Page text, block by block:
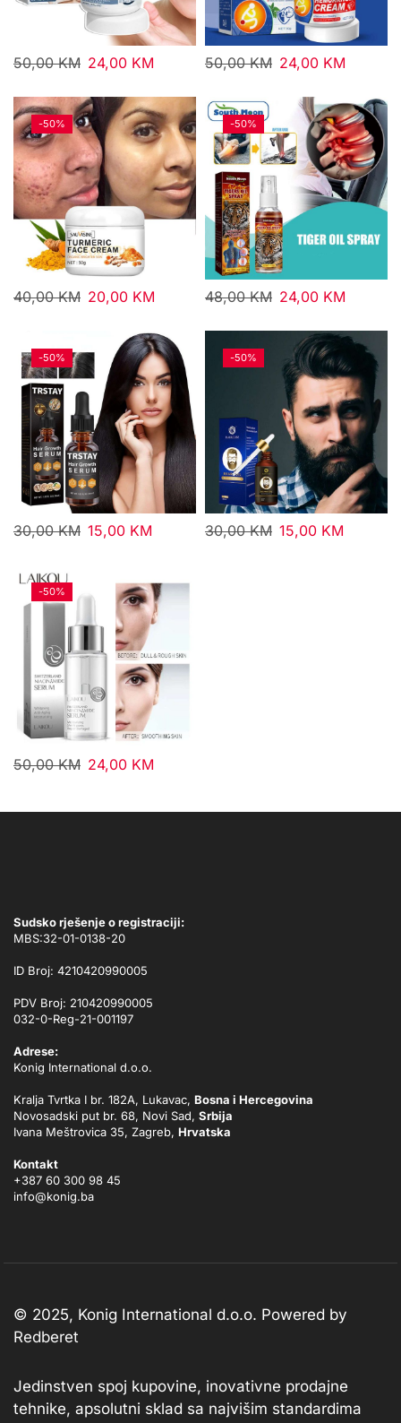
50,00KM 24,00 KM 50,00KM 24,00 KM
-50%
40,00KM 20,00 KM
-50%
48,00KM 24,00 KM
-50%
30,00KM 15,00 KM
-50%
30,00KM 15,00 KM
-50%
50,00KM 24,00 KM
Sudsko rješenje o registraciji:
MBS:32-01-0138-20
ID Broj: 4210420990005
PDV Broj: 210420990005
032-0-Reg-21-001197
Adrese:
Konig International d.o.o.
Kralja Tvrtka I br. 182A, Lukavac, Bosna i Hercegovina
Novosadski put br. 68, Novi Sad, Srbija
Ivana Meštrovica 35, Zagreb, Hrvatska
Kontakt
+387 60 300 98 45
info@konig.ba
© 2025, Konig International d.o.o. Powered by
Redberet
Jedinstven spoj kupovine, inovativne prodajne
tehnike, apsolutni sklad sa najvišim standardima